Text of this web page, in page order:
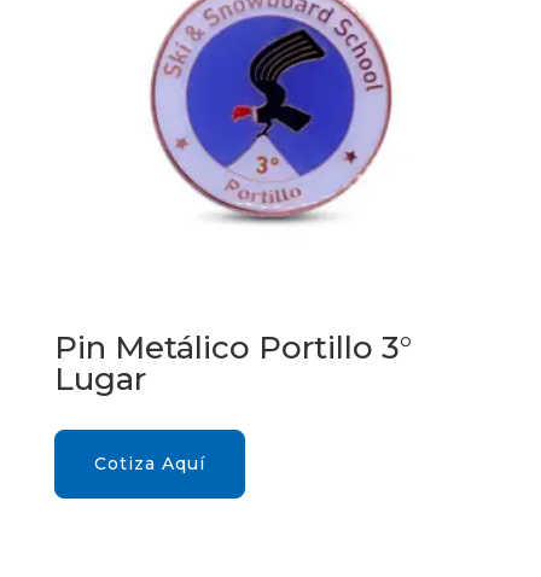
Pin Metálico Portillo 3°
Lugar
Cotiza Aquí